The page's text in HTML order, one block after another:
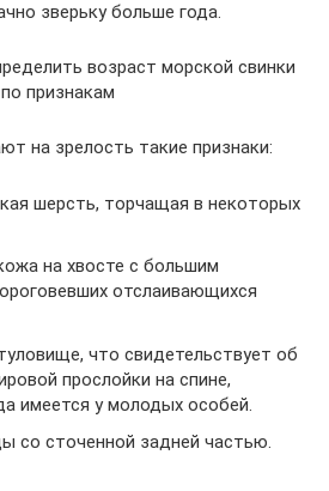
зверьку больше года.
возраст морской свинки
признакам
на зрелость такие признаки:
шерсть, торчащая в некоторых
на хвосте с большим
отслаивающихся
что свидетельствует об
прослойки на спине,
имеется у молодых особей.
со сточенной задней частью.